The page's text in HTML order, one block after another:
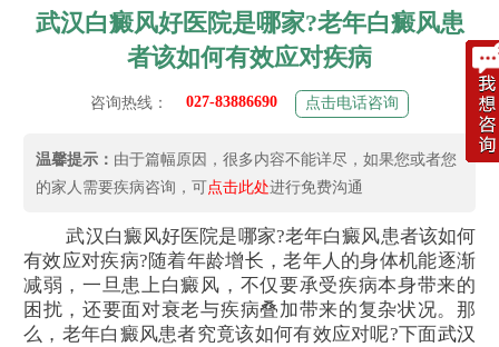
武汉白癜风好医院是哪家?老年白癜风患
者该如何有效应对疾病
咨询热线： 027-83886690 点击电话咨询
温馨提示： 由于篇幅原因，很多内容不能详尽，如果您或者您
的家人需要疾病咨询，可点击此处进行免费沟通
武汉白癜风好医院是哪家?老年白癜风患者该如何
有效应对疾病?随着年龄增长，老年人的身体机能逐渐
减弱，一旦患上白癜风，不仅要承受疾病本身带来的
困扰，还要面对衰老与疾病叠加带来的复杂状况。那
么，老年白癜风患者究竟该如何有效应对呢?下面武汉